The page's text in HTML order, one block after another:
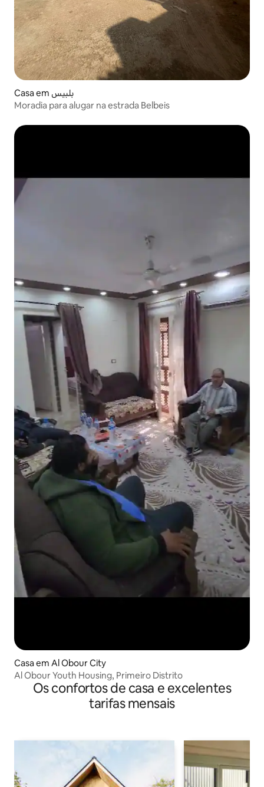
Casa em بلبيس
Moradia para alugar na estrada Belbeis
Casa em Al Obour City
Al Obour Youth Housing, Primeiro Distrito
Os confortos de casa e excelentes
tarifas mensais